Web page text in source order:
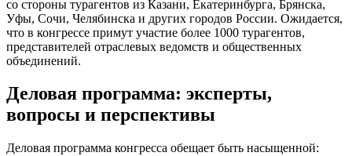
со стороны турагентов из Казани, Екатеринбурга, Брянска,
Уфы, Сочи, Челябинска и других городов России. Ожидается,
что в конгрессе примут участие более 1000 турагентов,
представителей отраслевых ведомств и общественных
объединений.
Деловая программа: эксперты,
вопросы и перспективы
Деловая программа конгресса обещает быть насыщенной: